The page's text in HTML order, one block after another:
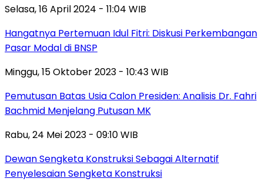
Selasa, 16 April 2024 - 11:04 WIB
Hangatnya Pertemuan Idul Fitri: Diskusi Perkembangan
Pasar Modal di BNSP
Minggu, 15 Oktober 2023 - 10:43 WIB
Pemutusan Batas Usia Calon Presiden: Analisis Dr. Fahri
Bachmid Menjelang Putusan MK
Rabu, 24 Mei 2023 - 09:10 WIB
Dewan Sengketa Konstruksi Sebagai Alternatif
Penyelesaian Sengketa Konstruksi